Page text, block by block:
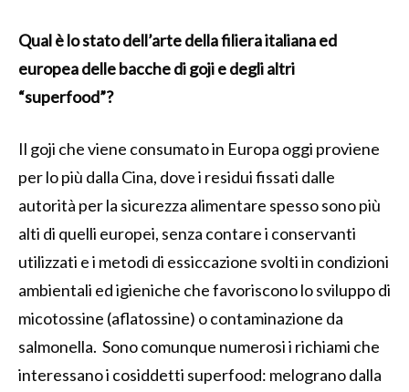
Qual è lo stato dell’arte della filiera italiana ed
europea delle bacche di goji e degli altri
“superfood”?
Il goji che viene consumato in Europa oggi proviene
per lo più dalla Cina, dove i residui fissati dalle
autorità per la sicurezza alimentare spesso sono più
alti di quelli europei, senza contare i conservanti
utilizzati e i metodi di essiccazione svolti in condizioni
ambientali ed igieniche che favoriscono lo sviluppo di
micotossine (aflatossine) o contaminazione da
salmonella. Sono comunque numerosi i richiami che
interessano i cosiddetti superfood: melograno dalla